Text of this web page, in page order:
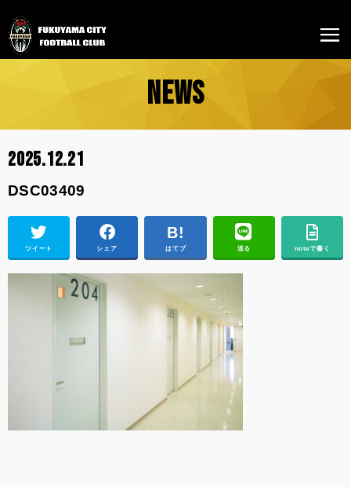
NEWS
2025.12.21
DSC03409
ツイート シェア はてブ 送る noteで書く